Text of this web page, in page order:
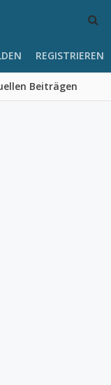
Beiträgen
REGISTRIEREN